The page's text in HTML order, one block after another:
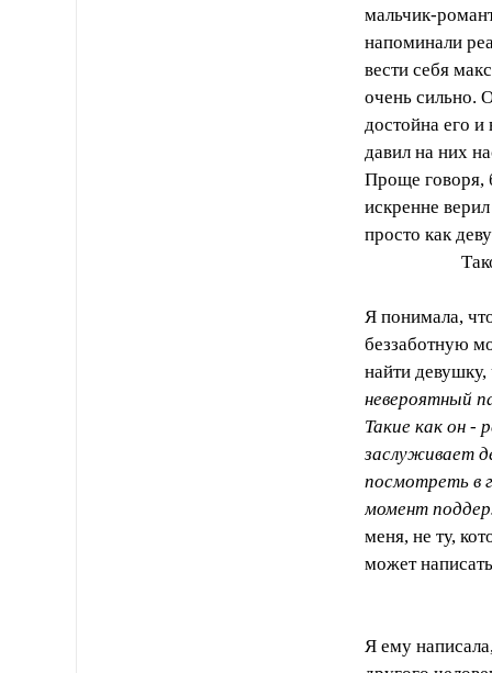
мальчик-
напоминали
вести себя
очень сильно.
достойна его
давил на них
Проще говоря,
искренне
просто как
Я понимала,
беззаботную
найти девушку,
невероятный
Такие как он -
заслуживает
посмотреть в
момент
меня, не ту,
может
Я ему